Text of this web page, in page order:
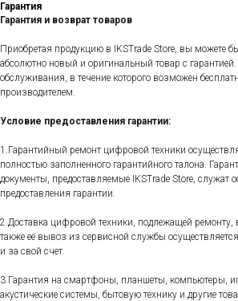
Гарантия
Гарантия и возврат товаров
Приобретая продукцию в IKSTrade Store, вы можете
абсолютно новый и оригинальный товар с
обслуживания, в течение которого возможен
производителем.
Условие предоставления гарантии:
1.Гарантийный ремонт цифровой техники
полностью заполненного гарантийного талона.
документы, предоставляемые IKSTrade Store, служат
предоставления гарантии.
2.Доставка цифровой техники, подлежащей ремонту,
также её вывоз из сервисной службы
и за свой счет.
3.Гарантия на смартфоны, планшеты, компьютеры,
акустические системы, бытовую технику и другие